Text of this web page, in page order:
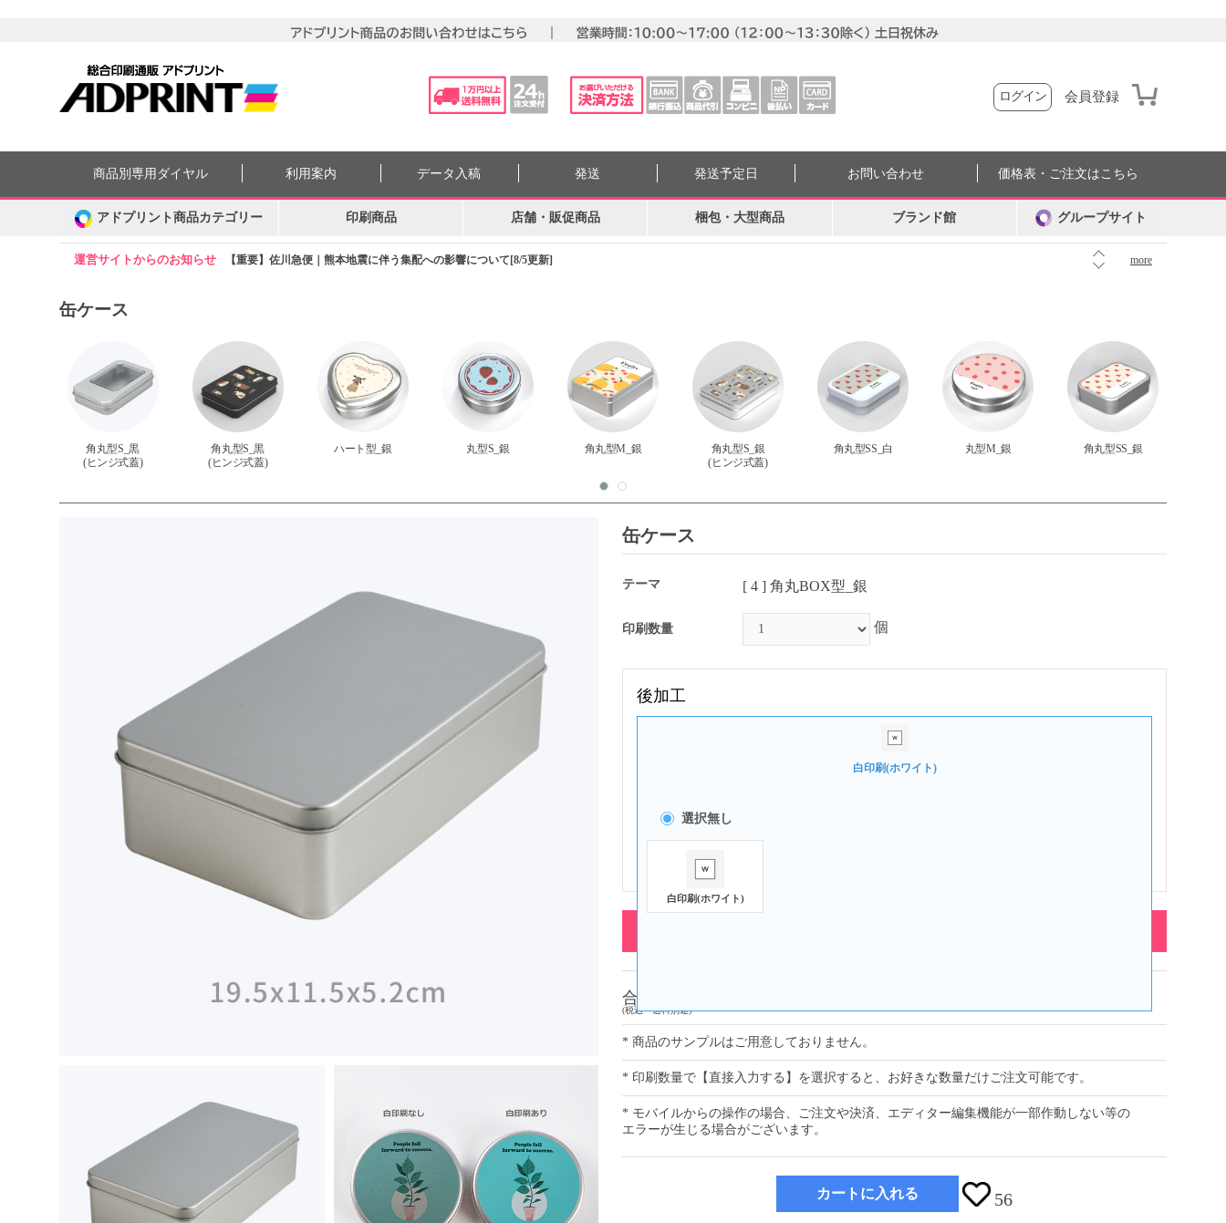
ログイン 会員登録
運営サイトからのお知らせ 【重要】佐川急便｜熊本地震に伴う集配への影響について[8/5更新] more
商品別専用ダイヤル 利用案内 データ入稿 発送 発送予定日 お問い合わせ 価格表・ご注文はこちら
アドプリント商品カテゴリー 印刷商品 店舗・販促商品 梱包・大型商品 ブランド館 グループサイト
缶ケース
角丸型S_黒
(ヒンジ式蓋)
角丸型S_黒
(ヒンジ式蓋)
ハート型_銀 丸型S_銀 角丸型M_銀
角丸型S_銀
(ヒンジ式蓋)
角丸型SS_白 丸型M_銀 角丸型SS_銀
缶ケース
テーマ [ 4 ] 角丸BOX型_銀
印刷数量 個
後加工
白印刷(ホワイト)
選択無し
白印刷(ホワイト)
合計金額
(税込・送料別途)
* 商品のサンプルはご用意しておりません。
* 印刷数量で【直接入力する】を選択すると、お好きな数量だけご注文可能です。
* モバイルからの操作の場合、ご注文や決済、エディター編集機能が一部作動しない等の
エラーが生じる場合がございます。
カートに入れる 56